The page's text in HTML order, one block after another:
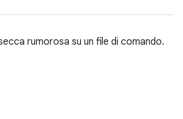
rumorosa su un file di comando.